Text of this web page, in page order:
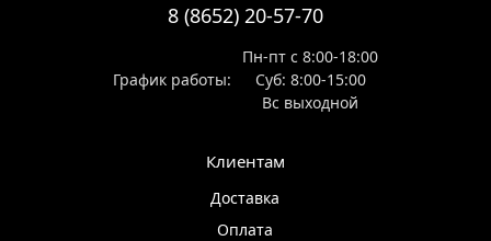
8 (8652) 20-57-70
График работы:
Пн-пт с 8:00-18:00
Суб: 8:00-15:00
Вс выходной
Клиентам
Доставка
Оплата